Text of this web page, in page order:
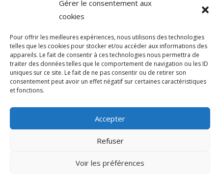
Gérer le consentement aux
cookies
Pour offrir les meilleures expériences, nous utilisons des technologies
telles que les cookies pour stocker et/ou accéder aux informations des
appareils. Le fait de consentir à ces technologies nous permettra de
traiter des données telles que le comportement de navigation ou les ID
uniques sur ce site. Le fait de ne pas consentir ou de retirer son
consentement peut avoir un effet négatif sur certaines caractéristiques
et fonctions.
Accepter
Refuser
Voir les préférences
Les lundis, mardis et jeudis : de 8h à 12h et de
13h30 à 17h30.
Les vendredis : de 8h à 12h.
© 2026 Mairie de Tuchan | Site Internet réalisé
Mentions légales & Crédits–RGPD Protection
des données